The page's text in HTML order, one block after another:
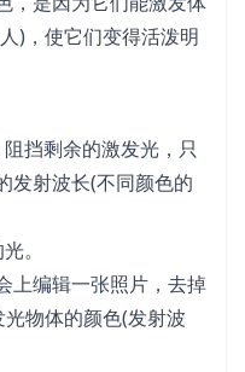
)，使它们变得活泼明
挡剩余的激发光，只
发射波长(不同颜色的
。
上编辑一张照片，去掉
物体的颜色(发射波